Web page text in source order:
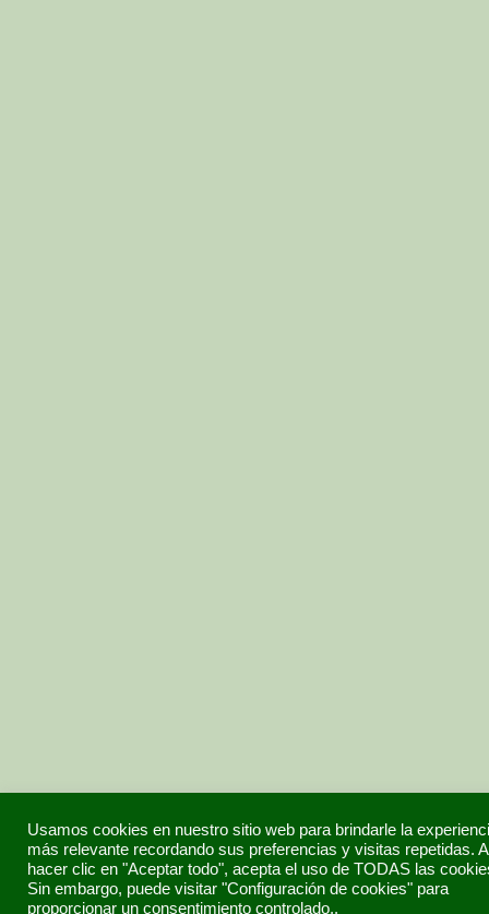
Usamos cookies en nuestro sitio web para brindarle la
más relevante recordando sus preferencias y visitas repetidas.
hacer clic en "Aceptar todo", acepta el uso de TODAS las
Sin embargo, puede visitar "Configuración de cookies" para
proporcionar un consentimiento controlado..